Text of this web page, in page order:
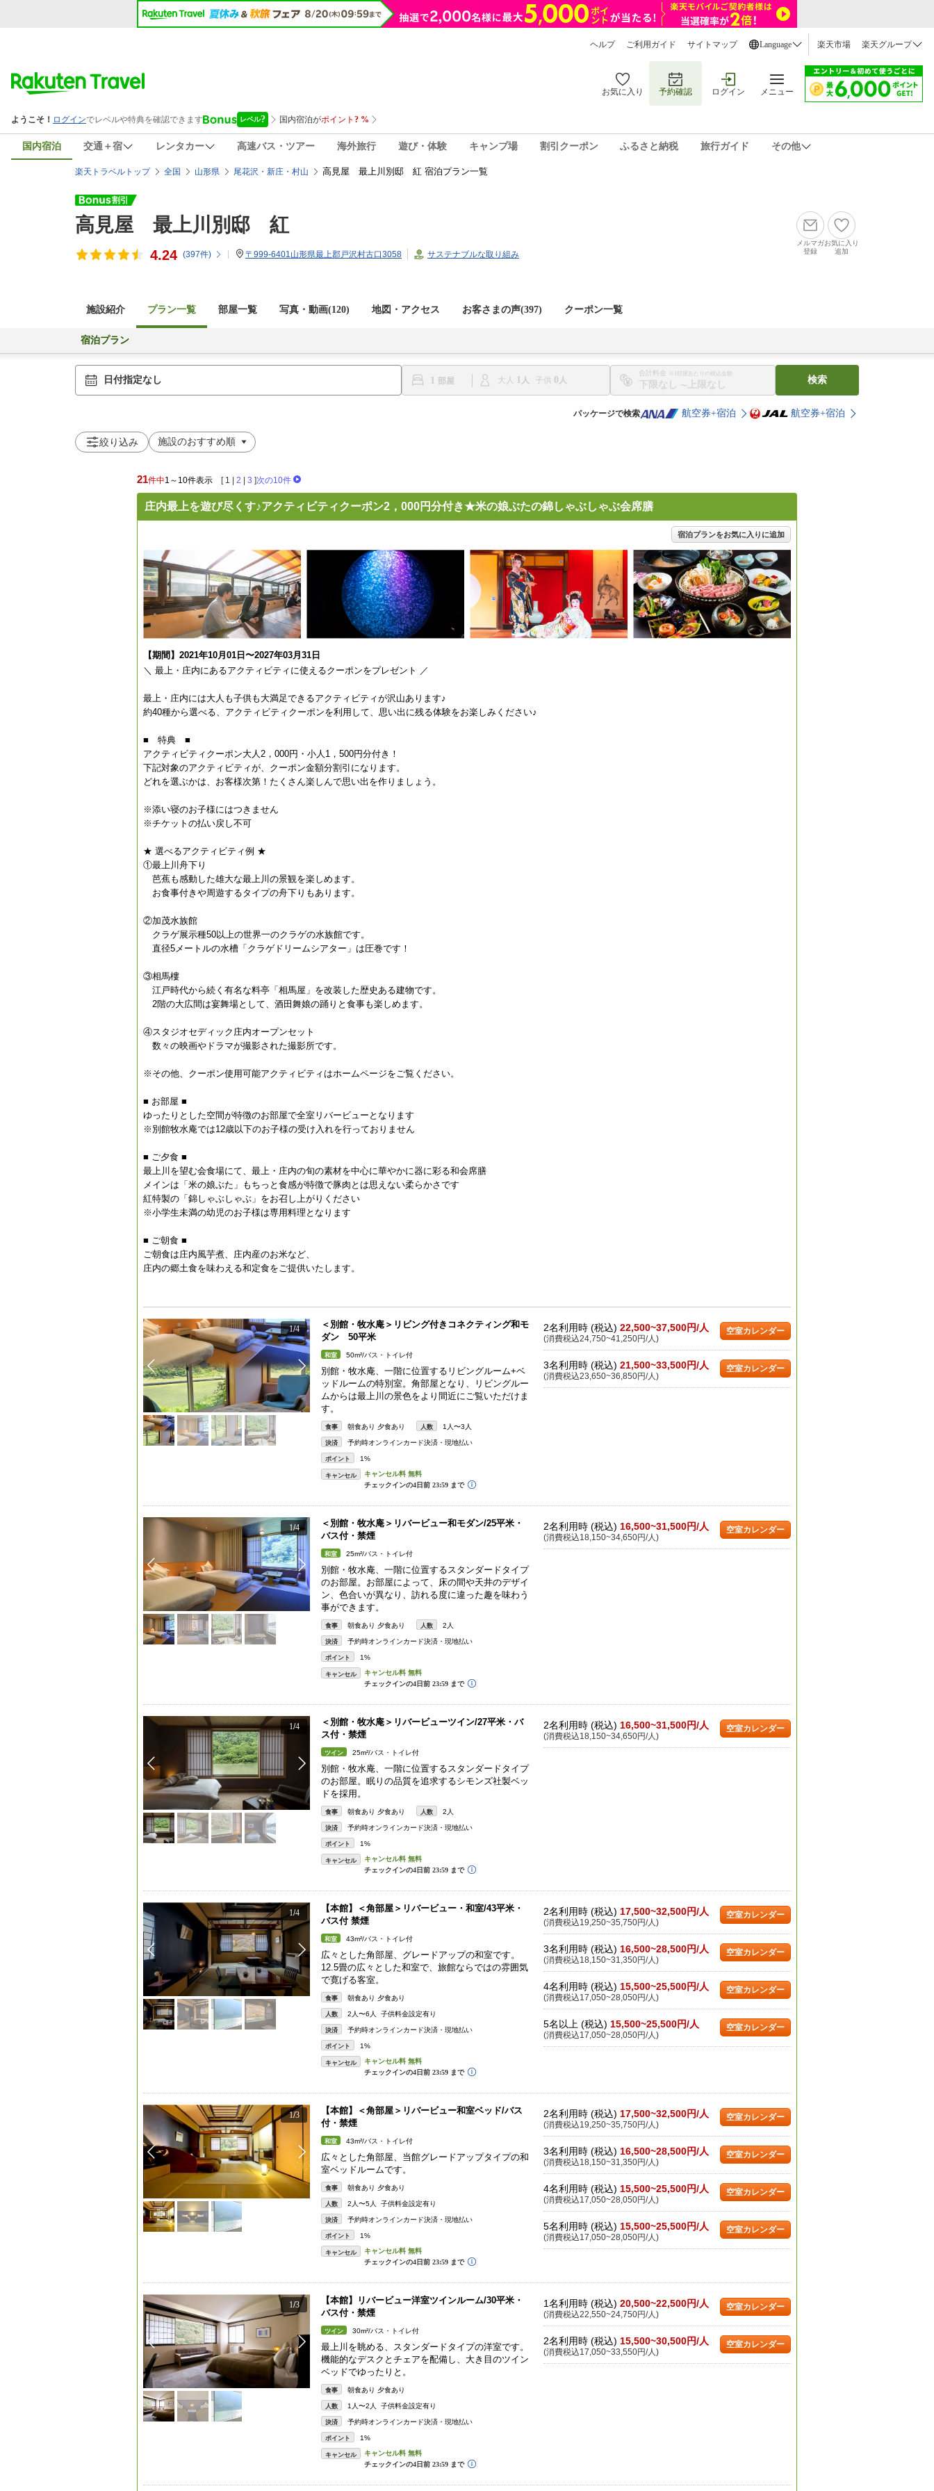
ヘルプ ご利用ガイド サイトマップ Language 楽天市場 楽天グループ
お気に入り 予約確認 ログイン メニュー
国内宿泊 交通＋宿 レンタカー 高速バス・ツアー 海外旅行 遊び・体験 キャンプ場 割引クーポン ふるさと納税 旅行ガイド その他
楽天トラベルトップ 全国 山形県 尾花沢・新庄・村山 高見屋 最上川別邸 紅 宿泊プラン一覧
高見屋 最上川別邸 紅
4.24 (397件) 〒999-6401山形県最上郡戸沢村古口3058 サステナブルな取り組み
メルマガ
登録
お気に入り
追加
施設紹介 プラン一覧 部屋一覧 写真・動画(120) 地図・アクセス お客さまの声(397) クーポン一覧
宿泊プラン
日付指定なし 1 大人 1 子供 0
合計料金 ※1部屋あたりの税込金額
〜
検索
パッケージで検索 航空券+宿泊 航空券+宿泊
絞り込み
21件中1～10件表示 [ 1 2 3 ]次の10件
庄内最上を遊び尽くす♪アクティビティクーポン2，000円分付き★米の娘ぶたの錦しゃぶしゃぶ会席膳
宿泊プランをお気に入りに追加
【期間】2021年10月01日〜2027年03月31日
＼ 最上・庄内にあるアクティビティに使えるクーポンをプレゼント ／
最上・庄内には大人も子供も大満足できるアクティビティが沢山あります♪
約40種から選べる、アクティビティクーポンを利用して、思い出に残る体験をお楽しみください♪
■ 特典 ■
アクティビティクーポン大人2，000円・小人1，500円分付き！
下記対象のアクティビティが、クーポン金額分割引になります。
どれを選ぶかは、お客様次第！たくさん楽しんで思い出を作りましょう。
※添い寝のお子様にはつきません
※チケットの払い戻し不可
★ 選べるアクティビティ例 ★
①最上川舟下り
芭蕉も感動した雄大な最上川の景観を楽しめます。
お食事付きや周遊するタイプの舟下りもあります。
②加茂水族館
クラゲ展示種50以上の世界一のクラゲの水族館です。
直径5メートルの水槽「クラゲドリームシアター」は圧巻です！
③相馬樓
江戸時代から続く有名な料亭「相馬屋」を改装した歴史ある建物です。
2階の大広間は宴舞場として、酒田舞娘の踊りと食事も楽しめます。
④スタジオセディック庄内オープンセット
数々の映画やドラマが撮影された撮影所です。
※その他、クーポン使用可能アクティビティはホームページをご覧ください。
■ お部屋 ■
ゆったりとした空間が特徴のお部屋で全室リバービューとなります
※別館牧水庵では12歳以下のお子様の受け入れを行っておりません
■ ご夕食 ■
最上川を望む会食場にて、最上・庄内の旬の素材を中心に華やかに器に彩る和会席膳
メインは「米の娘ぶた」もちっと食感が特徴で豚肉とは思えない柔らかさです
紅特製の「錦しゃぶしゃぶ」をお召し上がりください
※小学生未満の幼児のお子様は専用料理となります
■ ご朝食 ■
ご朝食は庄内風芋煮、庄内産のお米など、
庄内の郷土食を味わえる和定食をご提供いたします。
1/4
＜別館・牧水庵＞リビング付きコネクティング和モ
ダン 50平米
和室 50m²/バス・トイレ付
別館・牧水庵、一階に位置するリビングルーム+ベ
ッドルームの特別室。角部屋となり、リビングルー
ムからは最上川の景色をより間近にご覧いただけま
す。
食事 朝食あり 夕食あり 人数 1人〜3人
決済 予約時オンラインカード決済・現地払い
ポイント 1%
キャンセル
2名利用時 (税込) 22,500~37,500円/人
(消費税込24,750~41,250円/人)
空室カレンダー
3名利用時 (税込) 21,500~33,500円/人
(消費税込23,650~36,850円/人)
空室カレンダー
1/4
＜別館・牧水庵＞リバービュー和モダン/25平米・
バス付・禁煙
和室 25m²/バス・トイレ付
別館・牧水庵、一階に位置するスタンダードタイプ
のお部屋。お部屋によって、床の間や天井のデザイ
ン、色合いが異なり、訪れる度に違った趣を味わう
事ができます。
食事 朝食あり 夕食あり 人数 2人
決済 予約時オンラインカード決済・現地払い
ポイント 1%
キャンセル
2名利用時 (税込) 16,500~31,500円/人
(消費税込18,150~34,650円/人)
空室カレンダー
1/4
＜別館・牧水庵＞リバービューツイン/27平米・バ
ス付・禁煙
ツイン 25m²/バス・トイレ付
別館・牧水庵、一階に位置するスタンダードタイプ
のお部屋。眠りの品質を追求するシモンズ社製ベッ
ドを採用。
食事 朝食あり 夕食あり 人数 2人
決済 予約時オンラインカード決済・現地払い
ポイント 1%
キャンセル
2名利用時 (税込) 16,500~31,500円/人
(消費税込18,150~34,650円/人)
空室カレンダー
1/4
【本館】＜角部屋＞リバービュー・和室/43平米・
バス付 禁煙
和室 43m²/バス・トイレ付
広々とした角部屋、グレードアップの和室です。
12.5畳の広々とした和室で、旅館ならではの雰囲気
で寛げる客室。
食事 朝食あり 夕食あり
人数 2人〜6人 子供料金設定有り
決済 予約時オンラインカード決済・現地払い
ポイント 1%
キャンセル
2名利用時 (税込) 17,500~32,500円/人
(消費税込19,250~35,750円/人)
空室カレンダー
3名利用時 (税込) 16,500~28,500円/人
(消費税込18,150~31,350円/人)
空室カレンダー
4名利用時 (税込) 15,500~25,500円/人
(消費税込17,050~28,050円/人)
空室カレンダー
5名以上 (税込) 15,500~25,500円/人
(消費税込17,050~28,050円/人)
空室カレンダー
1/3
【本館】＜角部屋＞リバービュー和室ベッド/バス
付・禁煙
和室 43m²/バス・トイレ付
広々とした角部屋、当館グレードアップタイプの和
室ベッドルームです。
食事 朝食あり 夕食あり
人数 2人〜5人 子供料金設定有り
決済 予約時オンラインカード決済・現地払い
ポイント 1%
キャンセル
2名利用時 (税込) 17,500~32,500円/人
(消費税込19,250~35,750円/人)
空室カレンダー
3名利用時 (税込) 16,500~28,500円/人
(消費税込18,150~31,350円/人)
空室カレンダー
4名利用時 (税込) 15,500~25,500円/人
(消費税込17,050~28,050円/人)
空室カレンダー
5名利用時 (税込) 15,500~25,500円/人
(消費税込17,050~28,050円/人)
空室カレンダー
1/3
【本館】リバービュー洋室ツインルーム/30平米・
バス付・禁煙
ツイン 30m²/バス・トイレ付
最上川を眺める、スタンダードタイプの洋室です。
機能的なデスクとチェアを配備し、大き目のツイン
ベッドでゆったりと。
食事 朝食あり 夕食あり
人数 1人〜2人 子供料金設定有り
決済 予約時オンラインカード決済・現地払い
ポイント 1%
キャンセル
1名利用時 (税込) 20,500~22,500円/人
(消費税込22,550~24,750円/人)
空室カレンダー
2名利用時 (税込) 15,500~30,500円/人
(消費税込17,050~33,550円/人)
空室カレンダー